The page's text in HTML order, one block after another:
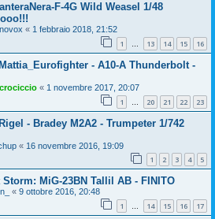
F-4G Wild Weasel 1/48
« 1 febbraio 2018, 21:52
1 … 13 14 15 16
- A10-A Thunderbolt -
« 1 novembre 2017, 20:07
1 … 20 21 22 23
- Bradey M2A2 - Trumpeter 1/742
« 16 novembre 2016, 19:09
1 2 3 4 5
Storm: MiG-23BN Tallil AB - FINITO
« 9 ottobre 2016, 20:48
1 … 14 15 16 17